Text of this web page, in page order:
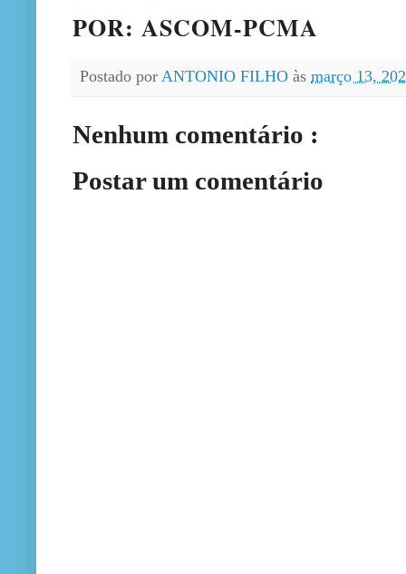
POR: ASCOM-PCMA
Postado por ANTONIO FILHO às março 13,
Nenhum comentário :
Postar um comentário